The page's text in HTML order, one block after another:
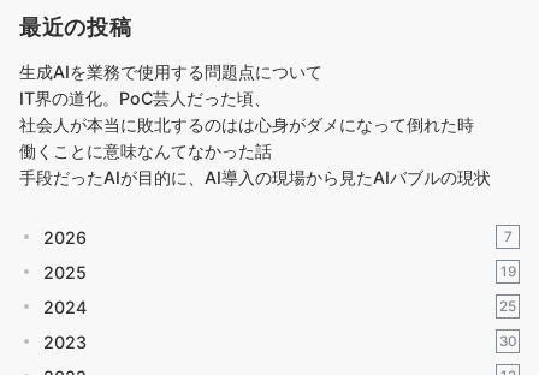
最近の投稿
生成AIを業務で使用する問題点について
IT界の道化。PoC芸人だった頃、
社会人が本当に敗北するのはは心身がダメになって倒れた時
働くことに意味なんてなかった話
手段だったAIが目的に、AI導入の現場から見たAIバブルの現状
2026 7
2025 19
2024 25
2023 30